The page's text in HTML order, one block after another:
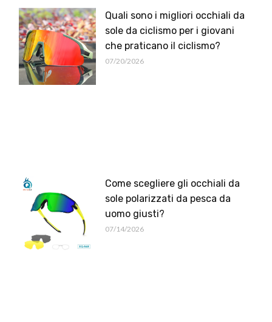
Quali sono i migliori occhiali da
sole da ciclismo per i giovani
che praticano il ciclismo?
07/20/2026
Come scegliere gli occhiali da
sole polarizzati da pesca da
uomo giusti?
07/14/2026